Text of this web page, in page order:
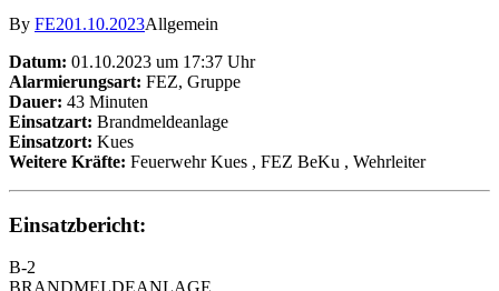
By FE201.10.2023Allgemein
Datum: 01.10.2023 um 17:37 Uhr
Alarmierungsart: FEZ, Gruppe
Dauer: 43 Minuten
Einsatzart: Brandmeldeanlage
Einsatzort: Kues
Weitere Kräfte: Feuerwehr Kues , FEZ BeKu , Wehrleiter
Einsatzbericht:
B-2